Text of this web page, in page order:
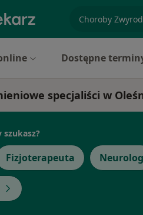
specjalizacja,
Dostępne
specjaliści w
szukasz?
Fizjoterapeuta Neurolog